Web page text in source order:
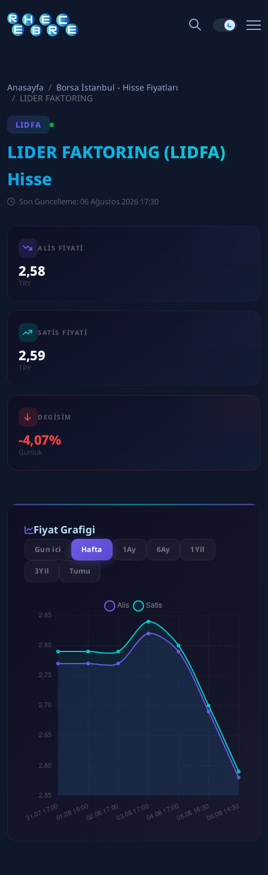
Anasayfa
Borsa İstanbul - Hisse Fiyatları
LIDER FAKTORING
LIDFA
LIDER FAKTORING (LIDFA)
Hisse
Son Guncelleme: 06 Ağustos 2026 17:30
ALIS FIYATI
2,58
TRY
SATIS FIYATI
2,59
TRY
DEGISIM
-4,07%
Gunluk
Fiyat Grafigi
Gun ici Hafta 1Ay 6Ay 1Yil
3Yil Tumu